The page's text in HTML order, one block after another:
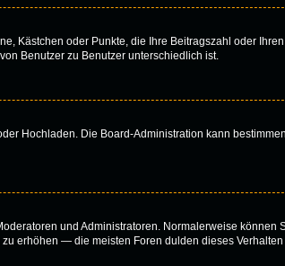
Kästchen oder Punkte, die Ihre Beitragszahl oder
Benutzer zu Benutzer unterschiedlich ist.
Hochladen. Die Board-Administration kann
und Administratoren. Normalerweise können
erhöhen — die meisten Foren dulden dieses